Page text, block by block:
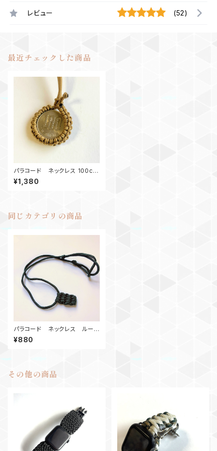
レビュー (52)
最近チェックした商品
パラコード ネックレス 100coi
n K
¥1,380
同じカテゴリの商品
パラコード ネックレス ルーン
ストーンG
¥880
その他の商品